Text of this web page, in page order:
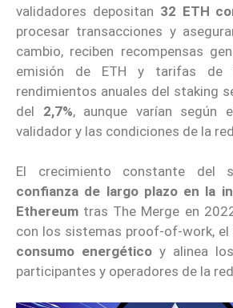
validadores depositan 32 ETH
procesar transacciones y
cambio, reciben recompensas
emisión de ETH y tarifas de
rendimientos anuales del staking
del 2,7%, aunque varían según
validador y las condiciones de la red.
El crecimiento constante del
confianza de largo plazo en la
Ethereum tras The Merge en
con los sistemas proof-of-work, el
consumo energético y alinea
participantes y operadores de la